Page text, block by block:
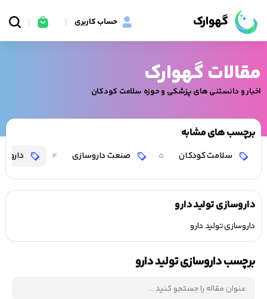
گهوارک حساب کاربری
مقالات گهوارک
اخبار و دانستنی های پزشکی و حوزه سلامت کودکان
برچسب های مشابه
سلامت کودکان 5 صنعت داروسازی 4
داروسازی تولید دارو
داروسازی تولید دارو
برچسب داروسازی تولید دارو